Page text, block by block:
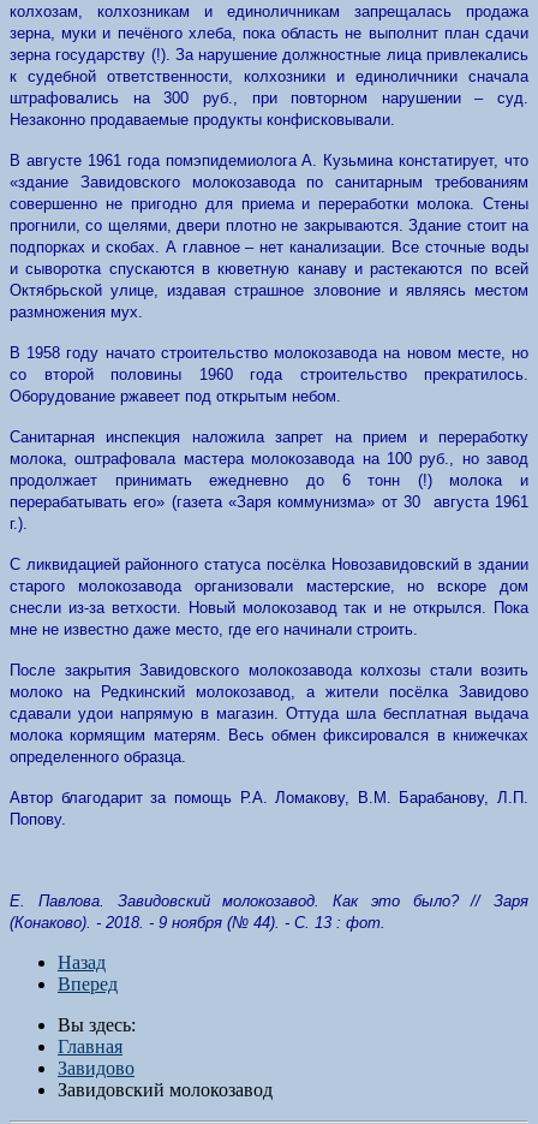
колхозам, колхозникам и единоличникам запрещалась продажа
зерна, муки и печёного хлеба, пока область не выполнит план сдачи
зерна государству (!). За нарушение должностные лица привлекались
к судебной ответственности, колхозники и единоличники сначала
штрафовались на 300 руб., при повторном нарушении – суд.
Незаконно продаваемые продукты конфисковывали.
В августе 1961 года помэпидемиолога А. Кузьмина констатирует, что
«здание Завидовского молокозавода по санитарным требованиям
совершенно не пригодно для приема и переработки молока. Стены
прогнили, со щелями, двери плотно не закрываются. Здание стоит на
подпорках и скобах. А главное – нет канализации. Все сточные воды
и сыворотка спускаются в кюветную канаву и растекаются по всей
Октябрьской улице, издавая страшное зловоние и являясь местом
размножения мух.
В 1958 году начато строительство молокозавода на новом месте, но
со второй половины 1960 года строительство прекратилось.
Оборудование ржавеет под открытым небом.
Санитарная инспекция наложила запрет на прием и переработку
молока, оштрафовала мастера молокозавода на 100 руб., но завод
продолжает принимать ежедневно до 6 тонн (!) молока и
перерабатывать его» (газета «Заря коммунизма» от 30 августа 1961
г.).
С ликвидацией районного статуса посёлка Новозавидовский в здании
старого молокозавода организовали мастерские, но вскоре дом
снесли из-за ветхости. Новый молокозавод так и не открылся. Пока
мне не известно даже место, где его начинали строить.
После закрытия Завидовского молокозавода колхозы стали возить
молоко на Редкинский молокозавод, а жители посёлка Завидово
сдавали удои напрямую в магазин. Оттуда шла бесплатная выдача
молока кормящим матерям. Весь обмен фиксировался в книжечках
определенного образца.
Автор благодарит за помощь Р.А. Ломакову, В.М. Барабанову, Л.П.
Попову.
Е. Павлова. Завидовский молокозавод. Как это было? // Заря
(Конаково). - 2018. - 9 ноября (№ 44). - С. 13 : фот.
Назад
Вперед
Вы здесь:
Главная
Завидово
Завидовский молокозавод